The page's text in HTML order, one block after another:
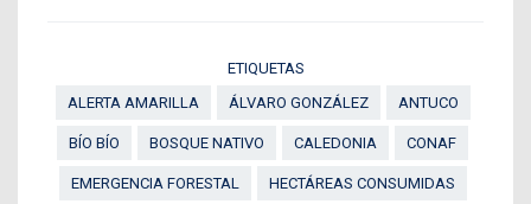
ETIQUETAS
ALERTA AMARILLA
ÁLVARO GONZÁLEZ ANTUCO
BÍO BÍO BOSQUE NATIVO CALEDONIA CONAF
EMERGENCIA FORESTAL HECTÁREAS CONSUMIDAS